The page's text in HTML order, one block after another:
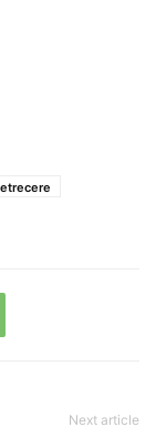
Next article